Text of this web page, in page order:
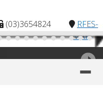
(03)3654824
RFES-
MAP